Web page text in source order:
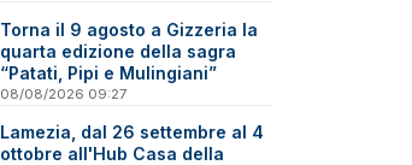
Torna il 9 agosto a Gizzeria la
quarta edizione della sagra
“Patati, Pipi e Mulingiani”
08/08/2026 09:27
Lamezia, dal 26 settembre al 4
ottobre all'Hub Casa della